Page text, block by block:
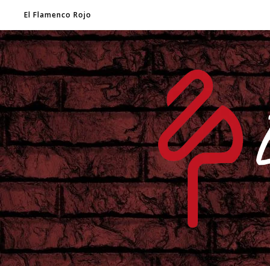
El Flamenco Rojo